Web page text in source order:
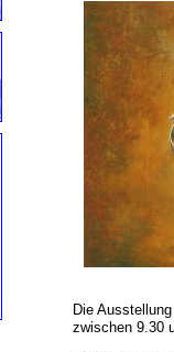
Die
zwischen 9.30